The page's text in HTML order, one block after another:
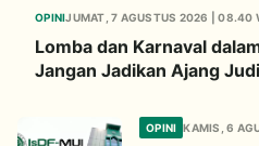
OPINIJUMAT, 7 AGUSTUS 2026 | 08.40
Lomba dan Karnaval
Jangan Jadikan Ajang
OPINI KAMIS, 6